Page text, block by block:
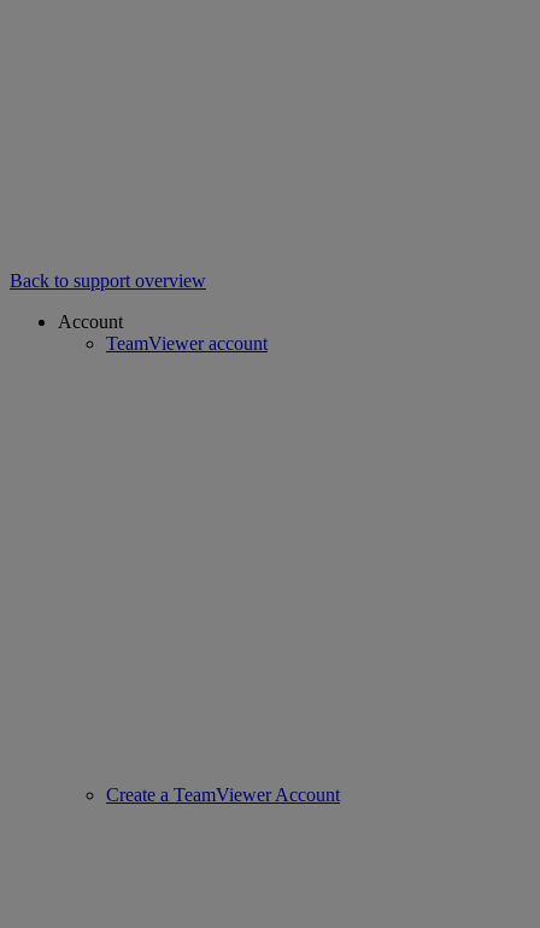
Back to support overview
Account
TeamViewer account
Create a TeamViewer Account